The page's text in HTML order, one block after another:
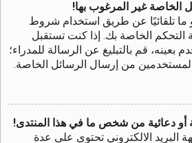
الخاصة غير المرغوب بها!
تلقائيًا عن طريق استخدام شروط
التحكم الخاصة بك. إذا كنت تستقبل
قم بالتبليغ عن الرسالة للمدراء؛
من إرسال الرسائل الخاصة.
أو دعائية من شخص ما في هذا المنتدى!
الالكتروني تحتوي على عدة